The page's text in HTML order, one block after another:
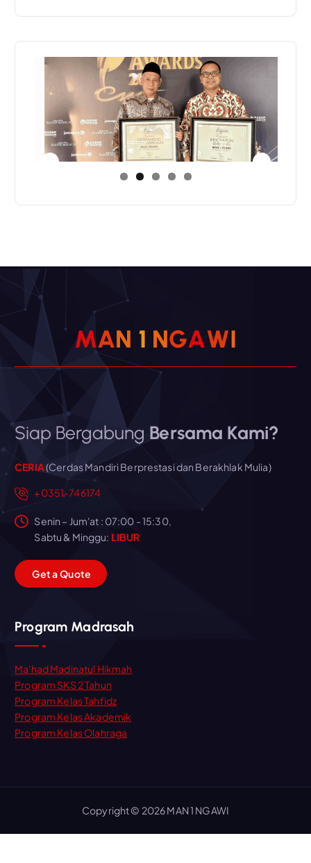
MAN 1 NGAWI
Siap Bergabung Bersama Kami?
CERIA(Cerdas Mandiri Berprestasi dan Berakhlak Mulia)
+0351-746174
Senin – Jum'at : 07:00 - 15:30,
Sabtu & Minggu: LIBUR
GetaQuote
Program Madrasah
Ma'had Madinatul Hikmah
Program SKS 2 Tahun
Program Kelas Tahfidz
Program Kelas Akademik
Program Kelas Olahraga
Copyright © 2026 MAN 1 NGAWI